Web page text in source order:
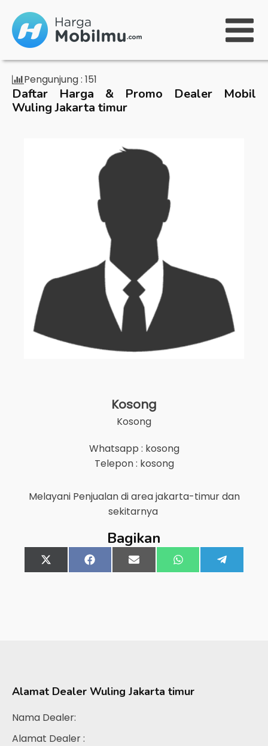
Pengunjung : 151
Daftar Harga & Promo Dealer Mobil
Wuling Jakarta timur
Kosong
Kosong
Whatsapp : kosong
Telepon : kosong
Melayani Penjualan di areajakarta-timurdan
sekitarnya
Bagikan
Share
on
X
(Twitter)
Share
on
FacebookShare
on
Email Share
on
WhatsApp
on
Alamat Dealer Wuling Jakarta timur
Nama Dealer:
Alamat Dealer :